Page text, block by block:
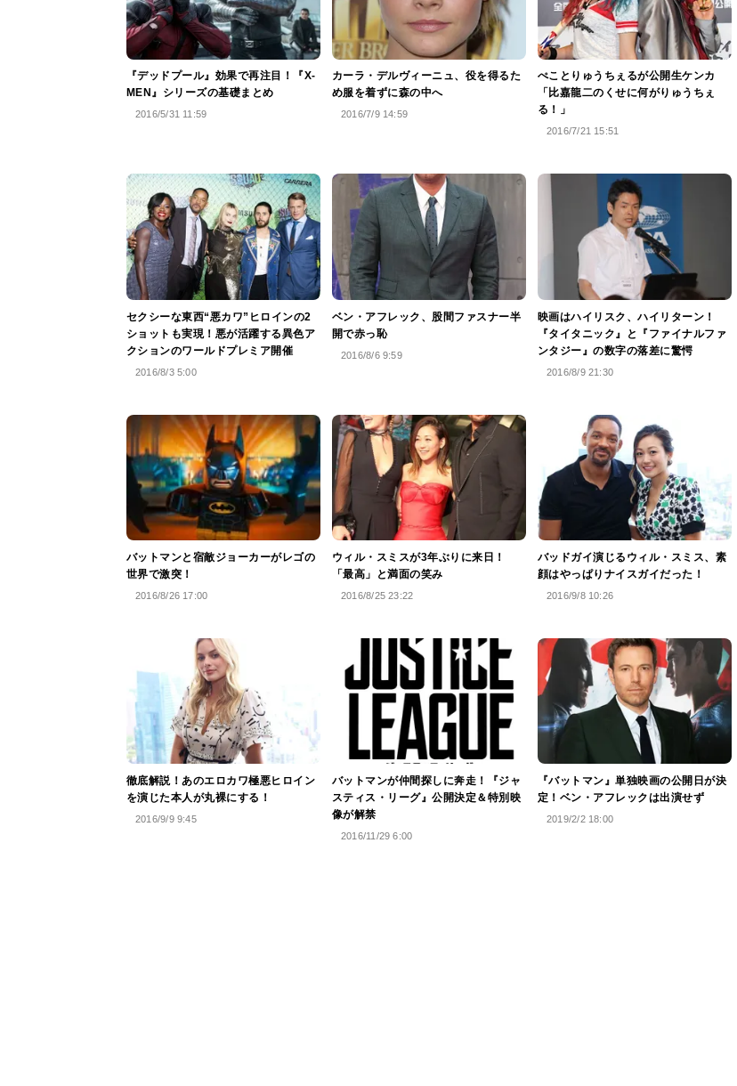
『デッドプール』効果で再注目！『X-
MEN』シリーズの基礎まとめ
2016/5/31 11:59
カーラ・デルヴィーニュ、役を得るた
め服を着ずに森の中へ
2016/7/9 14:59
ぺことりゅうちぇるが公開生ケンカ
「比嘉龍二のくせに何がりゅうちぇ
る！」
2016/7/21 15:51
セクシーな東西“悪カワ”ヒロインの2
ショットも実現！悪が活躍する異色ア
クションのワールドプレミア開催
2016/8/3 5:00
ベン・アフレック、股間ファスナー半
開で赤っ恥
2016/8/6 9:59
映画はハイリスク、ハイリターン！
『タイタニック』と『ファイナルファ
ンタジー』の数字の落差に驚愕
2016/8/9 21:30
バットマンと宿敵ジョーカーがレゴの
世界で激突！
2016/8/26 17:00
ウィル・スミスが3年ぶりに来日！
「最高」と満面の笑み
2016/8/25 23:22
バッドガイ演じるウィル・スミス、素
顔はやっぱりナイスガイだった！
2016/9/8 10:26
徹底解説！あのエロカワ極悪ヒロイン
を演じた本人が丸裸にする！
2016/9/9 9:45
バットマンが仲間探しに奔走！『ジャ
スティス・リーグ』公開決定＆特別映
像が解禁
2016/11/29 6:00
『バットマン』単独映画の公開日が決
定！ベン・アフレックは出演せず
2019/2/2 18:00